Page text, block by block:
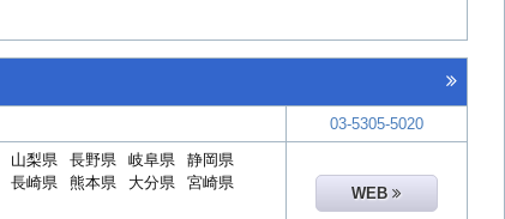
03-5305-5020
山梨県 長野県 岐阜県
静岡県
長崎県 熊本県 大分県
宮崎県
WEB